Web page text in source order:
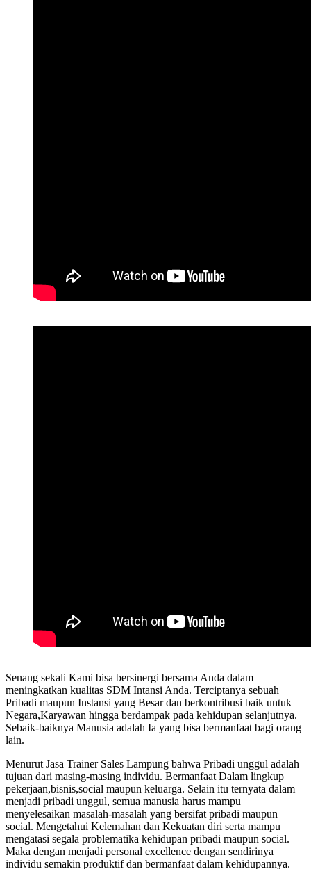
Senang sekali Kami bisa bersinergi bersama Anda dalam
meningkatkan kualitas SDM Intansi Anda. Terciptanya sebuah
Pribadi maupun Instansi yang Besar dan berkontribusi baik untuk
Negara,Karyawan hingga berdampak pada kehidupan selanjutnya.
Sebaik-baiknya Manusia adalah Ia yang bisa bermanfaat bagi orang
lain.
Menurut Jasa Trainer Sales Lampung bahwa Pribadi unggul adalah
tujuan dari masing-masing individu. Bermanfaat Dalam lingkup
pekerjaan,bisnis,social maupun keluarga. Selain itu ternyata dalam
menjadi pribadi unggul, semua manusia harus mampu
menyelesaikan masalah-masalah yang bersifat pribadi maupun
social. Mengetahui Kelemahan dan Kekuatan diri serta mampu
mengatasi segala problematika kehidupan pribadi maupun social.
Maka dengan menjadi personal excellence dengan sendirinya
individu semakin produktif dan bermanfaat dalam kehidupannya.